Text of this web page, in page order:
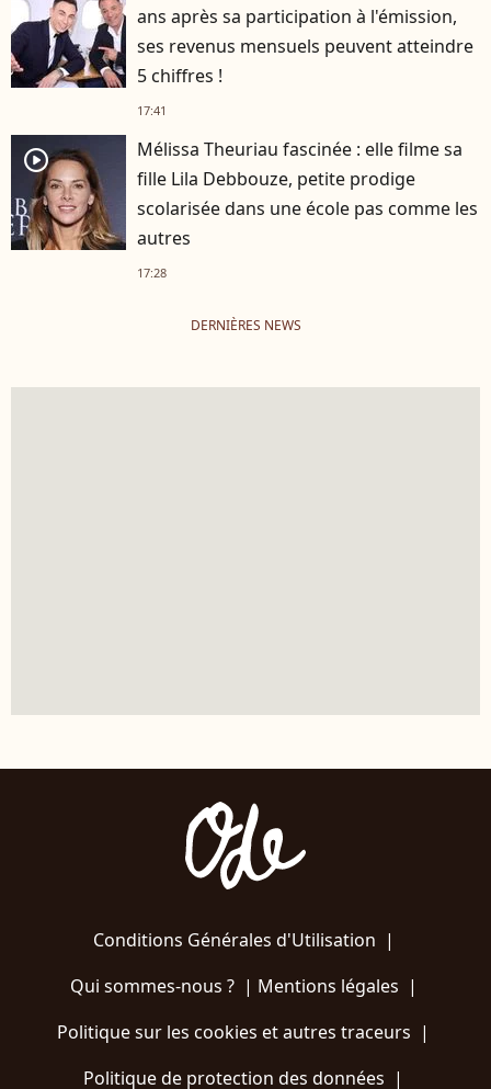
ans après sa participation à l'émission,
ses revenus mensuels peuvent atteindre
5 chiffres !
17:41
player2
Mélissa Theuriau fascinée : elle filme sa
fille Lila Debbouze, petite prodige
scolarisée dans une école pas comme les
autres
17:28
DERNIÈRES NEWS
Conditions Générales d'Utilisation |
Qui sommes-nous ?| Mentions légales |
Politique sur les cookies et autres traceurs |
Politique de protection des données |